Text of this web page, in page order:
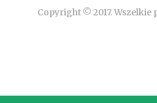
Copyright © 2017. Wszelkie